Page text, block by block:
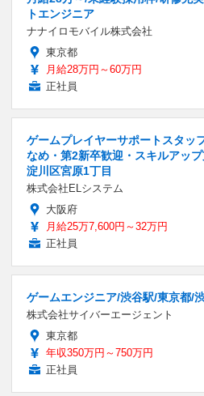
トエンジニア
ナナイロモバイル株式会社
東京都
月給28万円～60万円
正社員
ゲームプレイヤーサポートスタッ
なめ・第2新卒歓迎・スキルアッ
淀川区宮原1丁目
株式会社ELシステム
大阪府
月給25万7,600円～32万円
正社員
ゲームエンジニア/渋谷駅/東京都/
株式会社サイバーエージェント
東京都
年収350万円～750万円
正社員